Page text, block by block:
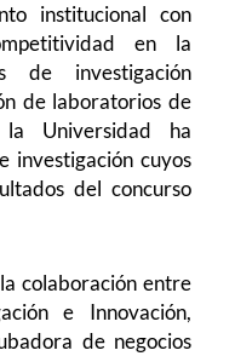
institucional con
en la
de investigación
de laboratorios de
Universidad ha
investigación cuyos
del concurso
colaboración entre
e Innovación,
de negocios